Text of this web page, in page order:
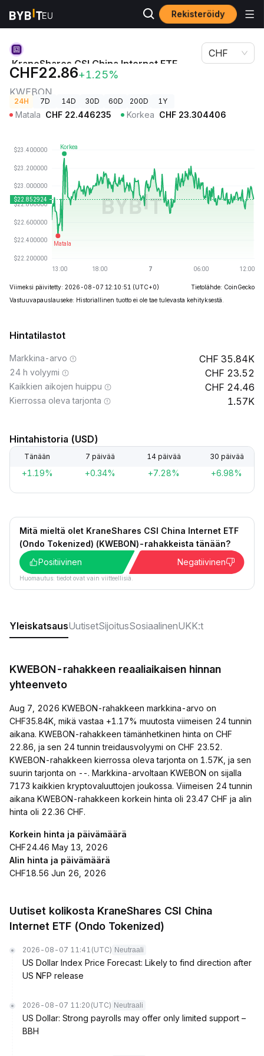
Rekisteröidy
Kryptohinnat
KraneShares CSI China Internet ETF (Ondo Tokenized)-
KraneShares CSI China Internet ETF
(Ondo Tokenized)-hinta
KWEBON
CHF22.86+1.25%
CHF
24H 7D 14D 30D 60D 200D 1Y
Matala CHF 22.446235 Korkea CHF 23.304406
Viimeksi päivitetty: 2026-08-07 12:10:51 (UTC+0)
Tietolähde: CoinGecko
Vastuuvapauslauseke: Historiallinen tuotto ei ole tae tulevasta kehityksestä.
Hintatilastot
Markkina-arvo 35.84K
24 h volyymi 23.52
Kaikkien aikojen huippu 24.46
Kierrossa oleva tarjonta 1.57K
Hintahistoria (USD)
Tänään 7 päivää 14 päivää 30 päivää
+1.19% +0.34% +7.28% +6.98%
Mitä mieltä olet KraneShares CSI China Internet ETF
(Ondo Tokenized) (KWEBON)-rahakkeista tänään?
Positiivinen
Negatiivinen
Huomautus: tiedot ovat vain viitteellisiä.
YleiskatsausUutisetSijoitusSosiaalinenUKK:t
KWEBON-rahakkeen reaaliaikaisen hinnan
yhteenveto
Aug 7, 2026 KWEBON-rahakkeen markkina-arvo on
CHF35.84K, mikä vastaa +1.17% muutosta viimeisen 24 tunnin
aikana. KWEBON-rahakkeen tämänhetkinen hinta on CHF
22.86, ja sen 24 tunnin treidausvolyymi on CHF 23.52.
KWEBON-rahakkeen kierrossa oleva tarjonta on 1.57K, ja sen
suurin tarjonta on --. Markkina-arvoltaan KWEBON on sijalla
7173 kaikkien kryptovaluuttojen joukossa. Viimeisen 24 tunnin
aikana KWEBON-rahakkeen korkein hinta oli 23.47 CHF ja alin
hinta oli 22.36 CHF.
Korkein hinta ja päivämäärä
CHF24.46 May 13, 2026
Alin hinta ja päivämäärä
CHF18.56 Jun 26, 2026
Uutiset kolikosta KraneShares CSI China
Internet ETF (Ondo Tokenized)
2026-08-07 11:41 (UTC) Neutraali
US Dollar Index Price Forecast: Likely to find direction after
US NFP release
2026-08-07 11:20 (UTC) Neutraali
US Dollar: Strong payrolls may offer only limited support –
BBH